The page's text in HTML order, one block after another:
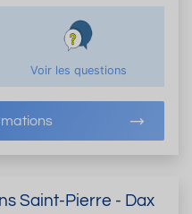
Voir les questions
Saint-Pierre - Dax